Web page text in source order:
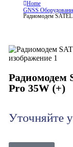
Home
GNSS
Радиомодем
Радиомодем
Pro 35W (+)
Уточняйте